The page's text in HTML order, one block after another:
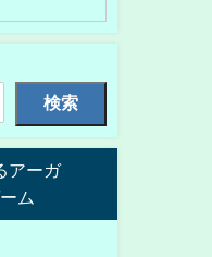
検索
アーガ
ム